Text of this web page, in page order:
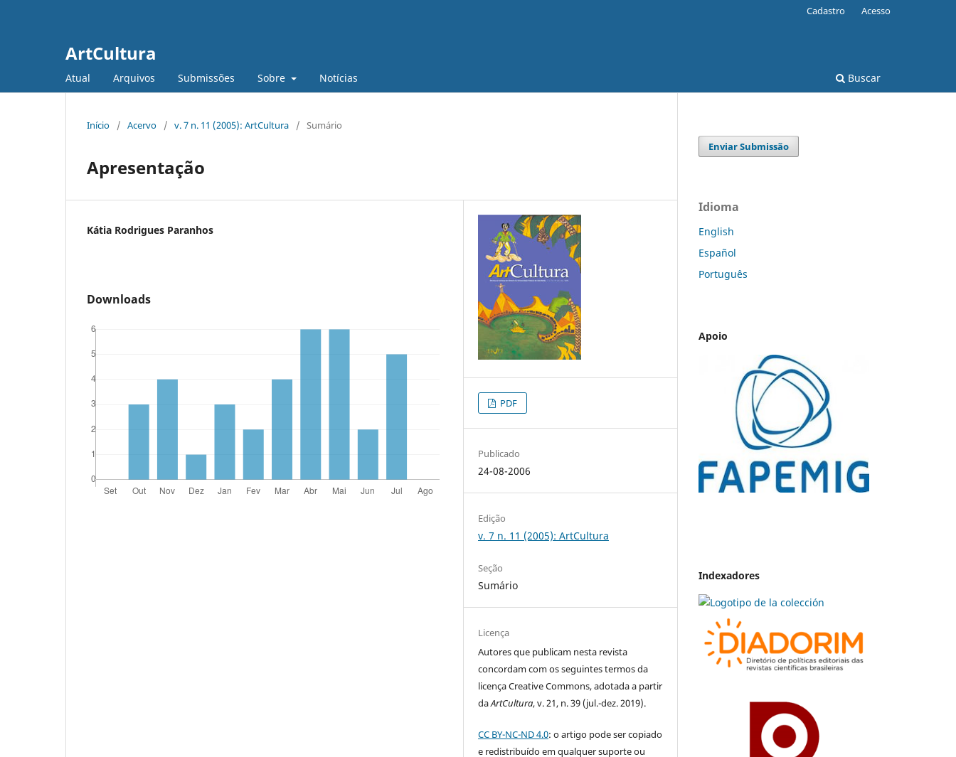
ArtCultura
Atual Arquivos Submissões Sobre Notícias Buscar
Cadastro Acesso
Início / Acervo / v. 7 n. 11 (2005): ArtCultura / Sumário
Apresentação
Kátia Rodrigues Paranhos
Downloads
PDF
Publicado
24-08-2006
Edição
v. 7 n. 11 (2005): ArtCultura
Seção
Sumário
Licença
Autores que publicam nesta revista
concordam com os seguintes termos da
licença Creative Commons, adotada a partir
daArtCultura, v. 21, n. 39 (jul.-dez. 2019).
CC BY-NC-ND 4.0: o artigo pode ser copiado
e redistribuído em qualquer suporte ou
Enviar Submissão
Idioma
English
Español
Português
Apoio
Indexadores